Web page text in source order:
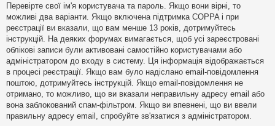
Перевірте свої ім'я користувача та пароль. Якщо вони вірні, то
можливі два варіанти. Якщо включена підтримка COPPA і при
реєстрації ви вказали, що вам менше 13 років, дотримуйтесь
інструкцій. На деяких форумах вимагається, щоб усі зареєстровані
облікові записи були активовані самостійно користувачами або
адміністратором до входу в систему. Ця інформація відображається
в процесі реєстрації. Якщо вам було надіслано email-повідомлення
поштою, дотримуйтесь інструкцій. Якщо email-повідомлення не
отримано, то можливо, що ви вказали неправильну адресу email або
вона заблокований спам-фільтром. Якщо ви впевнені, що ви ввели
правильну адресу email, спробуйте зв'язатися з адміністратором.